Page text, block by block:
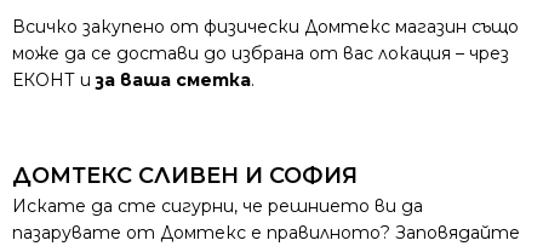
Всичко закупено от физически Домтекс магазин също
може да се достави до избрана от вас локация – чрез
ЕКОНТ иза ваша сметка.
ДОМТЕКС СЛИВЕН И СОФИЯ
Искате да сте сигурни, че решнието ви да
пазарувате от Домтекс е правилното? Заповядайте